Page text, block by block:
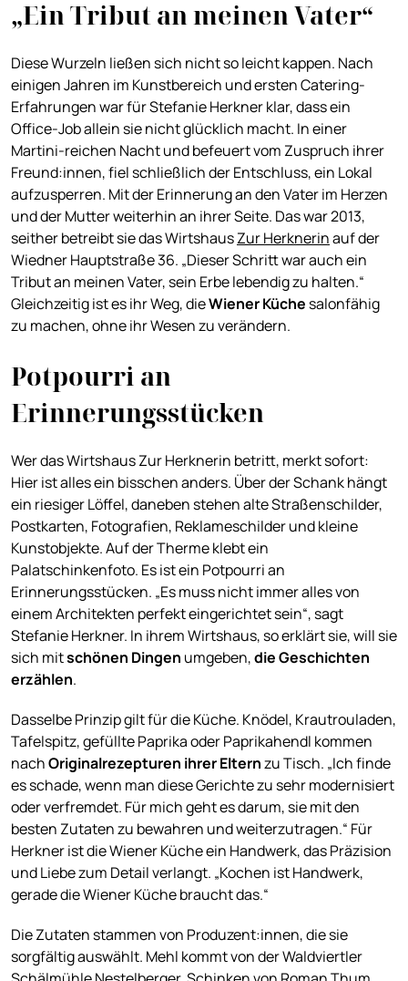
„Ein Tribut an meinen Vater“
Diese Wurzeln ließen sich nicht so leicht kappen. Nach
einigen Jahren im Kunstbereich und ersten Catering-
Erfahrungen war für Stefanie Herkner klar, dass ein
Office-Job allein sie nicht glücklich macht. In einer
Martini-reichen Nacht und befeuert vom Zuspruch ihrer
Freund:innen, fiel schließlich der Entschluss, ein Lokal
aufzusperren. Mit der Erinnerung an den Vater im Herzen
und der Mutter weiterhin an ihrer Seite. Das war 2013,
seither betreibt sie das WirtshausZur Herknerinauf der
Wiedner Hauptstraße 36. „Dieser Schritt war auch ein
Tribut an meinen Vater, sein Erbe lebendig zu halten.“
Gleichzeitig ist es ihr Weg, dieWiener Küche salonfähig
zu machen, ohne ihr Wesen zu verändern.
Potpourri an
Erinnerungsstücken
Wer das Wirtshaus Zur Herknerin betritt, merkt sofort:
Hier ist alles ein bisschen anders. Über der Schank hängt
ein riesiger Löffel, daneben stehen alte Straßenschilder,
Postkarten, Fotografien, Reklameschilder und kleine
Kunstobjekte. Auf der Therme klebt ein
Palatschinkenfoto. Es ist ein Potpourri an
Erinnerungsstücken. „Es muss nicht immer alles von
einem Architekten perfekt eingerichtet sein“, sagt
Stefanie Herkner. In ihrem Wirtshaus, so erklärt sie, will sie
sich mitschönen Dingen umgeben,die Geschichten
erzählen.
Dasselbe Prinzip gilt für die Küche. Knödel, Krautrouladen,
Tafelspitz, gefüllte Paprika oder Paprikahendl kommen
nachOriginalrezepturen ihrer Elternzu Tisch. „Ich finde
es schade, wenn man diese Gerichte zu sehr modernisiert
oder verfremdet. Für mich geht es darum, sie mit den
besten Zutaten zu bewahren und weiterzutragen.“ Für
Herkner ist die Wiener Küche ein Handwerk, das Präzision
und Liebe zum Detail verlangt. „Kochen ist Handwerk,
gerade die Wiener Küche braucht das.“
Die Zutaten stammen von Produzent:innen, die sie
sorgfältig auswählt. Mehl kommt von der Waldviertler